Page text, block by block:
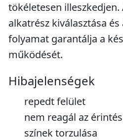
tökéletesen
alkatrész kiválasztása
folyamat garantálja a
működését.
Hibajelenségek
repedt felület
nem reagál az
színek torzulása